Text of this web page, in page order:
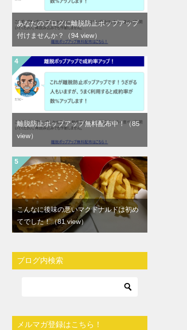
あなたのブログに離脱防止ポップアップ
付けませんか？
（94 view）
離脱防止ポップアップ無料配布中！（85
view）
こんなに後味の悪いマクドナルドは初め
てでした！（81 view）
ブログ内検索
メルマガ登録はこちら！